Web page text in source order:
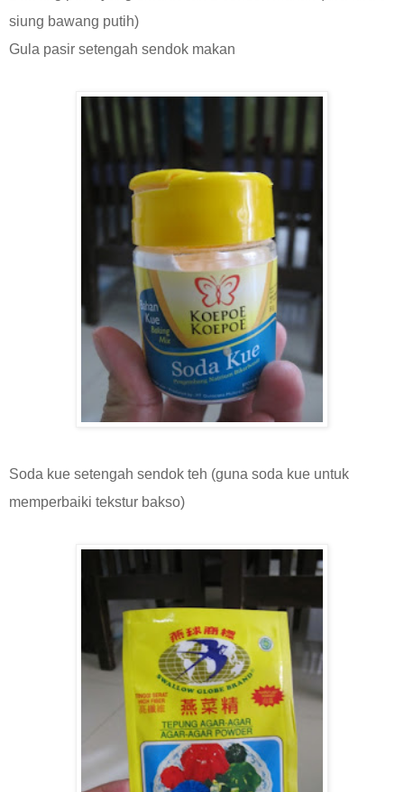
siung bawang putih)
Gula pasir setengah sendok makan
Soda kue setengah sendok teh (guna soda kue untuk
memperbaiki tekstur bakso)